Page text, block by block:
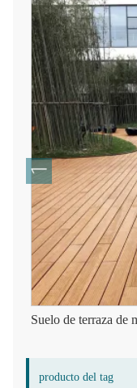
Suelo de terraza de
producto del tag